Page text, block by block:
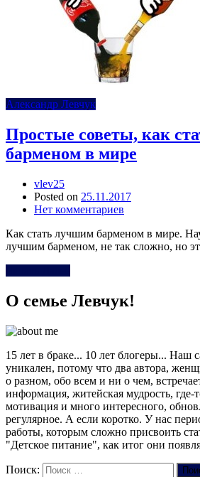
Александр Левчук
Простые советы, как
барменом в мире
vlev25
Posted on 25.11.2017
Нет комментариев
Как стать лучшим барменом в мире.
лучшим барменом, не так сложно, но
О семье Левчук!
15 лет в браке... 10 лет блогеры...
уникален, потому что два автора,
о разном, обо всем и ни о чем,
информация, житейская мудрость, где-
мотивация и много интересного,
регулярное. А если коротко. У нас
работы, которым сложно присвоить
"Детское питание", как итог они
Поиск: